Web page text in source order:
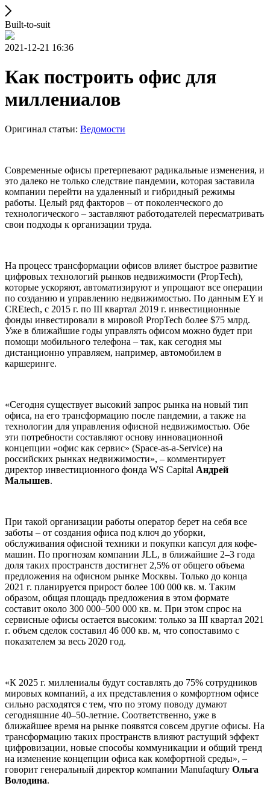
Built-to-suit
2021-12-21 16:36
Как построить офис для
миллениалов
Оригинал статьи: Ведомости
Современные офисы претерпевают радикальные изменения, и
это далеко не только следствие пандемии, которая заставила
компании перейти на удаленный и гибридный режимы
работы. Целый ряд факторов – от поколенческого до
технологического – заставляют работодателей пересматривать
свои подходы к организации труда.
На процесс трансформации офисов влияет быстрое развитие
цифровых технологий рынков недвижимости (PropTech),
которые ускоряют, автоматизируют и упрощают все операции
по созданию и управлению недвижимостью. По данным EY и
CREtech, c 2015 г. по III квартал 2019 г. инвестиционные
фонды инвестировали в мировой PropTech более $75 млрд.
Уже в ближайшие годы управлять офисом можно будет при
помощи мобильного телефона – так, как сегодня мы
дистанционно управляем, например, автомобилем в
каршеринге.
«Сегодня существует высокий запрос рынка на новый тип
офиса, на его трансформацию после пандемии, а также на
технологии для управления офисной недвижимостью. Обе
эти потребности составляют основу инновационной
концепции «офис как сервис» (Space-as-a-Service) на
российских рынках недвижимости», – комментирует
директор инвестиционного фонда WS Capital Андрей
Малышев.
При такой организации работы оператор берет на себя все
заботы – от создания офиса под ключ до уборки,
обслуживания офисной техники и покупки капсул для кофе-
машин. По прогнозам компании JLL, в ближайшие 2–3 года
доля таких пространств достигнет 2,5% от общего объема
предложения на офисном рынке Москвы. Только до конца
2021 г. планируется прирост более 100 000 кв. м. Таким
образом, общая площадь предложения в этом формате
составит около 300 000–500 000 кв. м. При этом спрос на
сервисные офисы остается высоким: только за III квартал 2021
г. объем сделок составил 46 000 кв. м, что сопоставимо с
показателем за весь 2020 год.
«К 2025 г. миллениалы будут составлять до 75% сотрудников
мировых компаний, а их представления о комфортном офисе
сильно расходятся с тем, что по этому поводу думают
сегодняшние 40–50-летние. Соответственно, уже в
ближайшее время на рынке появятся совсем другие офисы. На
трансформацию таких пространств влияют растущий эффект
цифровизации, новые способы коммуникации и общий тренд
на изменение концепции офиса как комфортной среды», –
говорит генеральный директор компании Manufaqtury Ольга
Володина.